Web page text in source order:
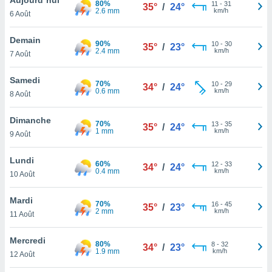
et
»,
au
vous
qu'ils
ou
le
ainsi
un
la
du
6 Août
80%
2.6 mm
35° / 24° 11 - 31
km/h
Demain
7 Août
90%
2.4 mm
35° / 23° 10- 30
km/h
Samedi
8 Août
70%
0.6 mm
34° / 24° 10- 29
km/h
Dimanche
9 Août
70%
1 mm
35° / 24° 13- 35
km/h
Lundi
10 Août
60%
0.4 mm
34° / 24° 12- 33
km/h
Mardi
11 Août
70%
2 mm
35° / 23° 16- 45
km/h
Mercredi
12 Août
80%
1.9 mm
34° / 23° 8- 32
km/h